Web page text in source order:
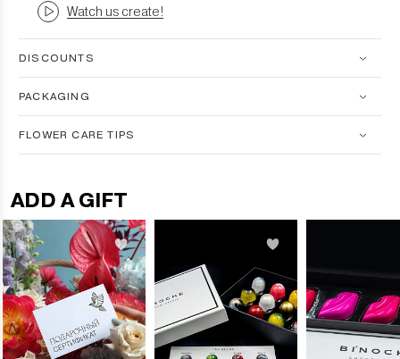
Watch us create!
DISCOUNTS
PACKAGING
FLOWER CARE TIPS
ADD A GIFT